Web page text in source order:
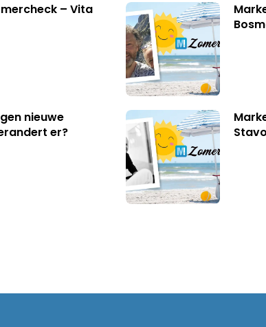
– Vita
nieuwe
er?